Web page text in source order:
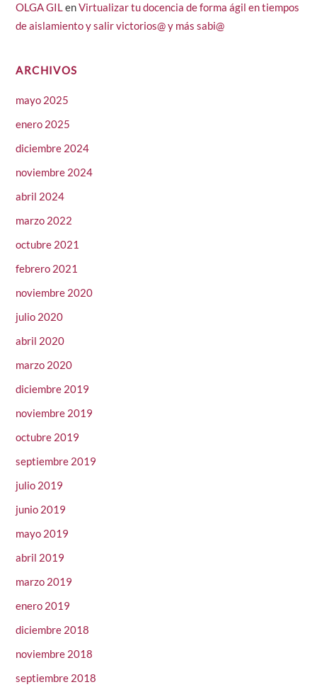
OLGA GILenVirtualizar tu docencia de forma ágil en tiempos
de aislamiento y salir victorios@ y más sabi@
ARCHIVOS
mayo 2025
enero 2025
diciembre 2024
noviembre 2024
abril 2024
marzo 2022
octubre 2021
febrero 2021
noviembre 2020
julio 2020
abril 2020
marzo 2020
diciembre 2019
noviembre 2019
octubre 2019
septiembre 2019
julio 2019
junio 2019
mayo 2019
abril 2019
marzo 2019
enero 2019
diciembre 2018
noviembre 2018
septiembre 2018